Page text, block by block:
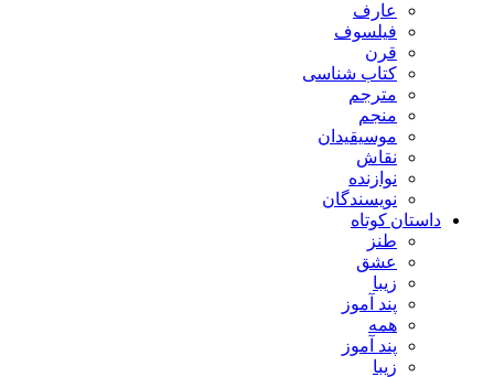
عارف
فیلسوف
قرن
کتاب شناسی
مترجم
منجم
موسیقیدان
نقاش
نوازنده
نویسندگان
داستان کوتاه
طنز
عشق
زیبا
پند آموز
همه
پند آموز
زیبا